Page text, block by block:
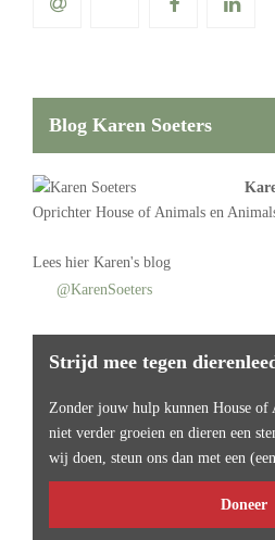
Blog Karen Soeters
Oprichter House of Animals en
Lees hier Karen's blog
@KarenSoeters
Strijd mee tegen
Zonder jouw hulp kunnen House of
niet verder groeien en dieren een
wij doen, steun ons dan met een
Doneer